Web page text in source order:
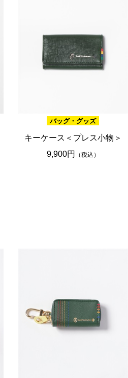
バッグ・グッズ
キーケース＜プレス小物＞
9,900円
（税込）